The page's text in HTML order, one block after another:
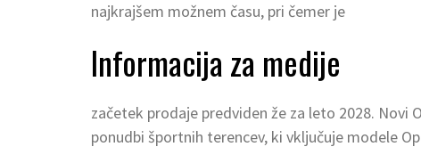
najkrajšem možnem času, pri čemer je
Informacija za medije
začetek prodaje predviden že za leto 2028. Novi
ponudbi športnih terencev, ki vključuje modele